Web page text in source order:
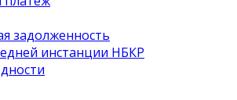
задолженность
инстанции НБКР